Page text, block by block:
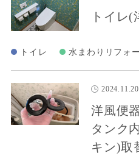
トイレ
トイレ 水まわりリフォ
2024.11.20
洋風便
タンク
キン)取